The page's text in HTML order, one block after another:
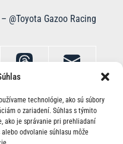
technológie, ako sú súbory
o zariadení. Súhlas s týmito
ako je správanie pri prehliadaní
odvolanie súhlasu môže
@Toyota Gazoo Racing